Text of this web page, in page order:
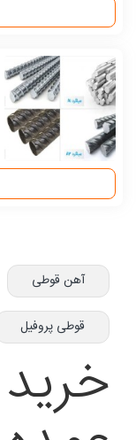
آهن قوطی
قوطی پروفیل